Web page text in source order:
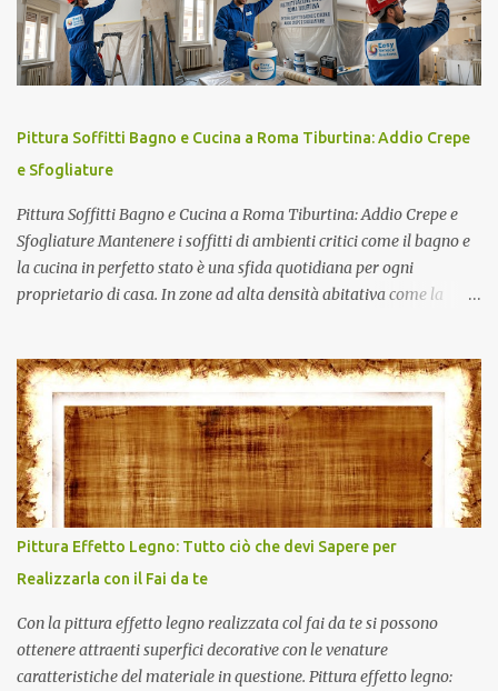
proteggere la muratura dagli agenti atmosferici, e l'intonacatura
di quelle interne, che permette di assorbire l’umidità all’interno
della casa. I materiali utilizzati per rivestire muri e soffitti sono gli
di calce (idraulica o aerea), oppure la malta di cemento o di gesso
che contiene una maggiore dose di legante, necessaria a
proteggere le pareti. Sapevi che una perfetta intonacat...
Pittura Soffitti Bagno e Cucina a Roma Tiburtina: Addio Crepe
e Sfogliature
Pittura Soffitti Bagno e Cucina a Roma Tiburtina: Addio Crepe e
Sfogliature Mantenere i soffitti di ambienti critici come il bagno e
la cucina in perfetto stato è una sfida quotidiana per ogni
proprietario di casa. In zone ad alta densità abitativa come la
micro-vibrazioni dovute al traffico urbano che portano alla
formazione di micro crepe e sfogliature . Un semplice colpo di
pennello non basta per risolvere questi problemi accumulati negli
anni. È necessario un intervento di ripristino tecnico profondo per
sanificare le superfici e restituire luminosità agli ambienti. Se
cerchi un Imbianchino Roma esperto in interventi sulla via
Tiburtina e zone limitrofe, puoi contattarci al numero 0692927977
, attivo anche per messaggi WhatsApp. Perché i soffitti di bagno e
cucina si rovinano più velocemente Il bagno e la cucina sono i
"polmoni" umidi dell...
Pittura Effetto Legno: Tutto ciò che devi Sapere per
Realizzarla con il Fai da te
Con la pittura effetto legno realizzata col fai da te si possono
ottenere attraenti superfici decorative con le venature
caratteristiche del materiale in questione. Pittura effetto legno: